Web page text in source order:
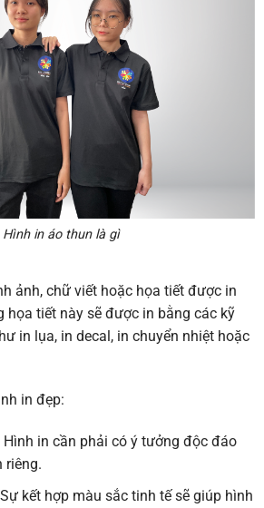
Hình in áo thun là gì
ảnh, chữ viết hoặc họa tiết được in
họa tiết này sẽ được in bằng các kỹ
in lụa, in decal, in chuyển nhiệt hoặc
in đẹp:
Hình in cần phải có ý tưởng độc đáo
riêng.
Sự kết hợp màu sắc tinh tế sẽ giúp hình